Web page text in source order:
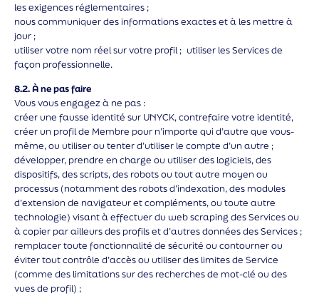
les exigences réglementaires ;
nous communiquer des informations exactes et à les mettre à
jour ;
utiliser votre nom réel sur votre profil ; utiliser les Services de
façon professionnelle.
8.2. À ne pas faire
Vous vous engagez à ne pas :
créer une fausse identité sur UNYCK, contrefaire votre identité,
créer un profil de Membre pour n’importe qui d’autre que vous-
même, ou utiliser ou tenter d’utiliser le compte d’un autre ;
développer, prendre en charge ou utiliser des logiciels, des
dispositifs, des scripts, des robots ou tout autre moyen ou
processus (notamment des robots d’indexation, des modules
d’extension de navigateur et compléments, ou toute autre
technologie) visant à effectuer du web scraping des Services ou
à copier par ailleurs des profils et d’autres données des Services ;
remplacer toute fonctionnalité de sécurité ou contourner ou
éviter tout contrôle d’accès ou utiliser des limites de Service
(comme des limitations sur des recherches de mot-clé ou des
vues de profil) ;